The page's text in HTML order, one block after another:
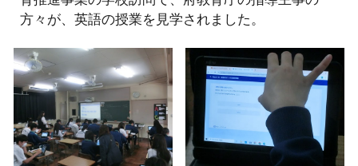
方々が、英語の授業を見学されました。